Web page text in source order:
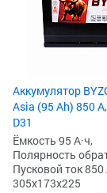
Аккумулятор
Asia (95 Ah) 850
D31
Ёмкость 95 А·ч,
Полярность
Пусковой ток 850
305x173x225